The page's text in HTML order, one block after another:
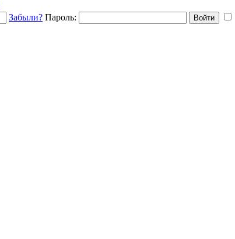
Забыли? Пароль: Войти